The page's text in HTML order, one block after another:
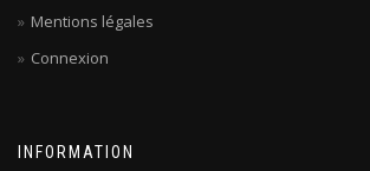
Mentions légales
Connexion
INFORMATION